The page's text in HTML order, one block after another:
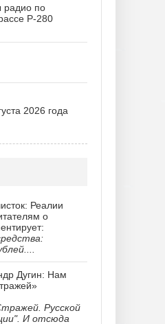
радио по
Р-280
2026 года
Реалии
о
Дугин: Нам
Русской
И отсюда